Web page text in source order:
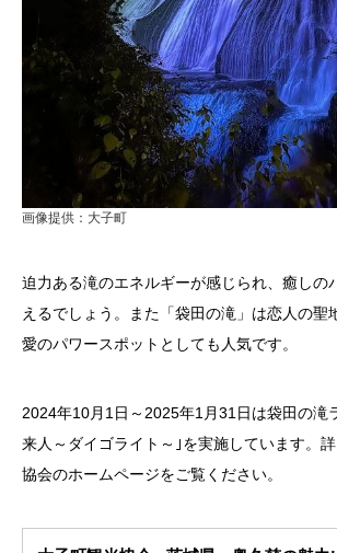
画像提供：大子町
迫力ある滝のエネルギーが感じられ、癒しの
えるでしょう。また「袋田の滝」は恋人の聖
愛のパワースポットとしても人気です。
2024年10月1日～2025年1月31日は袋田の滝
来人～ダイゴライト～｣を実施しています。
協会のホームページをご覧ください。